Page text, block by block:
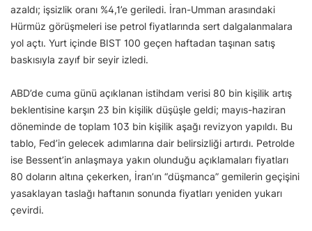
azaldı; işsizlik oranı %4,1’e geriledi. İran-Umman arasındaki
Hürmüz görüşmeleri ise petrol fiyatlarında sert dalgalanmalara
yol açtı. Yurt içinde BIST 100 geçen haftadan taşınan satış
baskısıyla zayıf bir seyir izledi.
ABD’de cuma günü açıklanan istihdam verisi 80 bin kişilik artış
beklentisine karşın 23 bin kişilik düşüşle geldi; mayıs-haziran
döneminde de toplam 103 bin kişilik aşağı revizyon yapıldı. Bu
tablo, Fed’in gelecek adımlarına dair belirsizliği artırdı. Petrolde
ise Bessent’in anlaşmaya yakın olunduğu açıklamaları fiyatları
80 doların altına çekerken, İran’ın “düşmanca” gemilerin geçişini
yasaklayan taslağı haftanın sonunda fiyatları yeniden yukarı
çevirdi.